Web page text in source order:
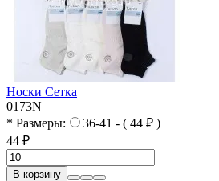
Носки Сетка
0173N
* Размеры:
36-41 - ( 44 ₽ )
44 ₽
В корзину